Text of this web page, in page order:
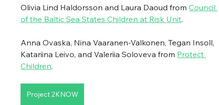
Olivia Lind Haldorsson and Laura Daoud from Council
of the Baltic Sea States Children at Risk Unit.
Anna Ovaska, Nina Vaaranen-Valkonen, Tegan Insoll,
Katariina Leivo, and Valeriia Soloveva from Protect
Children.
Project 2KNOW